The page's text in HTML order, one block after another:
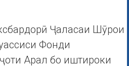
Ҷаласаи Шӯрои
Фонди
Арал бо иштироки